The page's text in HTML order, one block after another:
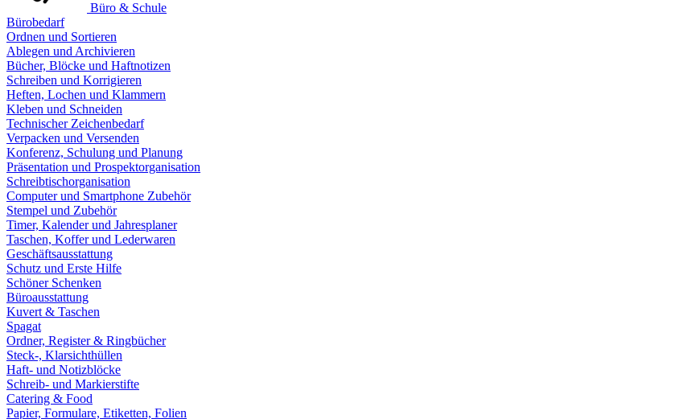
Büro & Schule
Bürobedarf
Ordnen und Sortieren
Ablegen und Archivieren
Bücher, Blöcke und Haftnotizen
Schreiben und Korrigieren
Heften, Lochen und Klammern
Kleben und Schneiden
Technischer Zeichenbedarf
Verpacken und Versenden
Konferenz, Schulung und Planung
Präsentation und Prospektorganisation
Schreibtischorganisation
Computer und Smartphone Zubehör
Stempel und Zubehör
Timer, Kalender und Jahresplaner
Taschen, Koffer und Lederwaren
Geschäftsausstattung
Schutz und Erste Hilfe
Schöner Schenken
Büroausstattung
Kuvert & Taschen
Spagat
Ordner, Register & Ringbücher
Steck-, Klarsichthüllen
Haft- und Notizblöcke
Schreib- und Markierstifte
Catering & Food
Papier, Formulare, Etiketten, Folien